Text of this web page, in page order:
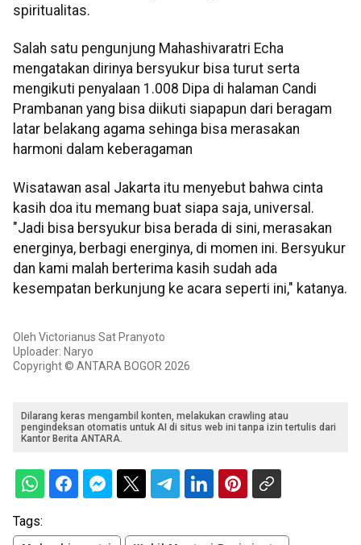
spiritualitas.
Salah satu pengunjung Mahashivaratri Echa
mengatakan dirinya bersyukur bisa turut serta
mengikuti penyalaan 1.008 Dipa di halaman Candi
Prambanan yang bisa diikuti siapapun dari beragam
latar belakang agama sehinga bisa merasakan
harmoni dalam keberagaman
Wisatawan asal Jakarta itu menyebut bahwa cinta
kasih doa itu memang buat siapa saja, universal.
"Jadi bisa bersyukur bisa berada di sini, merasakan
energinya, berbagi energinya, di momen ini. Bersyukur
dan kami malah berterima kasih sudah ada
kesempatan berkunjung ke acara seperti ini," katanya.
Oleh Victorianus Sat Pranyoto
Uploader: Naryo
Copyright © ANTARA BOGOR 2026
Dilarang keras mengambil konten, melakukan crawling atau
pengindeksan otomatis untuk AI di situs web ini tanpa izin tertulis dari
Kantor Berita ANTARA.
Tags: